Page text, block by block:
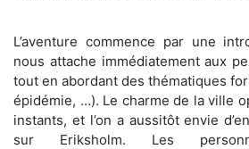
L’aventure commence par une
nous attache immédiatement aux
tout en abordant des thématiques
épidémie, …). Le charme de la ville
instants, et l’on a aussitôt envie
sur Eriksholm. Les